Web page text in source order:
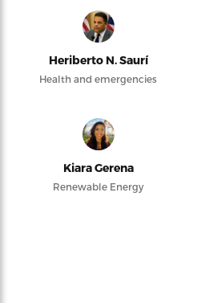
Heriberto N. Saurí
Health and emergencies
Kiara Gerena
Renewable Energy